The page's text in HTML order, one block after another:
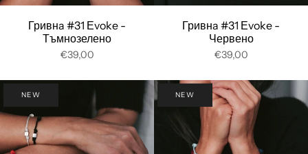
Гривнa #31 Еvoke -
Тъмнозелено
€39,00
Гривнa #31 Еvoke -
Червено
€39,00
NEW NEW